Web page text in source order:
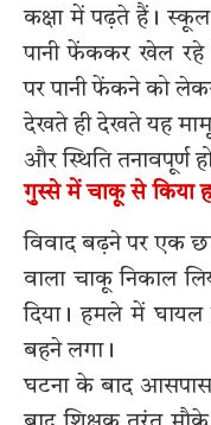
कक्षा में पढ़ते हैं।
पानी फेंककर खेल रहे
पर पानी फेंकने को
देखते ही देखते यह
और स्थिति तनावपूर्ण
गुस्से में चाकू से किया
विवाद बढ़ने पर एक
वाला चाकू निकाल
दिया। हमले में
बहने लगा।
घटना के बाद आसपास